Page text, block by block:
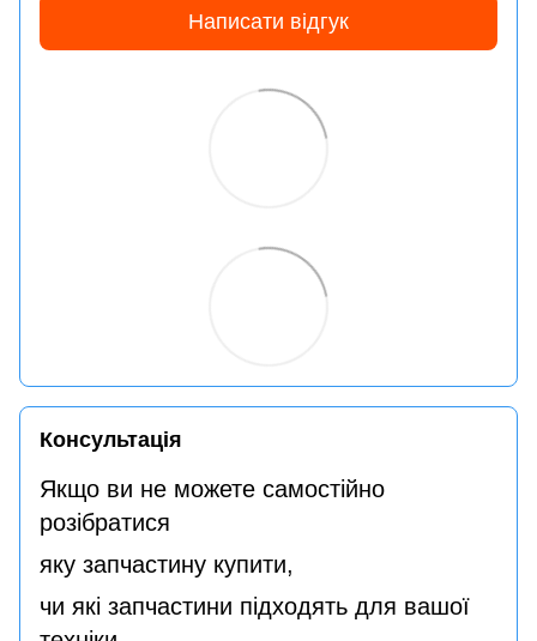
Написати відгук
Консультація
Якщо ви не можете самостійно
розібратися
яку запчастину купити,
чи які запчастини підходять для вашої